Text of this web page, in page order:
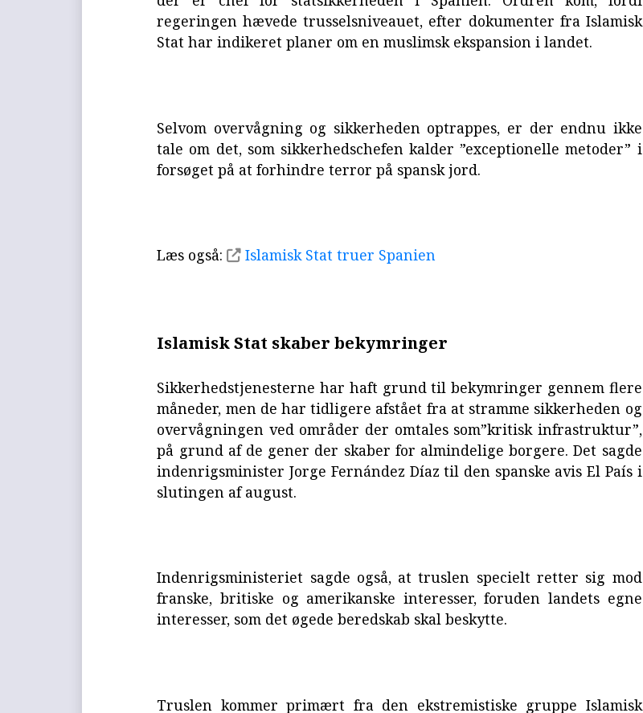
regeringen hævede trusselsniveauet, efter dokumenter fra Islamisk
Stat har indikeret planer om en muslimsk ekspansion i landet.
Selvom overvågning og sikkerheden optrappes, er der endnu ikke
tale om det, som sikkerhedschefen kalder ”exceptionelle metoder” i
forsøget på at forhindre terror på spansk jord.
Læs også: Islamisk Stat truer Spanien
Islamisk Stat skaber bekymringer
Sikkerhedstjenesterne har haft grund til bekymringer gennem flere
måneder, men de har tidligere afstået fra at stramme sikkerheden og
overvågningen ved områder der omtales som”kritisk infrastruktur”,
på grund af de gener der skaber for almindelige borgere. Det sagde
indenrigsminister Jorge Fernández Díaz til den spanske avis El País i
slutingen af august.
Indenrigsministeriet sagde også, at truslen specielt retter sig mod
franske, britiske og amerikanske interesser, foruden landets egne
interesser, som det øgede beredskab skal beskytte.
Truslen kommer primært fra den ekstremistiske gruppe Islamisk